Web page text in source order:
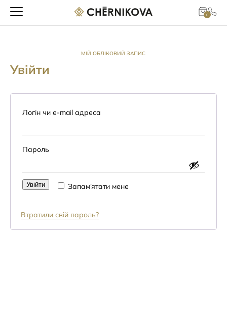
0
МІЙ ОБЛІКОВИЙ ЗАПИС
Увійти
Логін чи e-mail адреса
Пароль
Запам'ятати мене
Увійти
Втратили свій пароль?